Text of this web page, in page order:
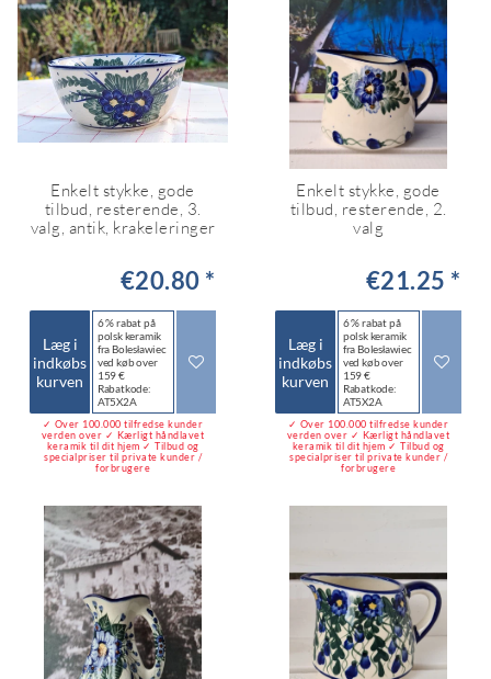
Enkelt stykke, gode
tilbud, resterende, 3.
valg, antik, krakeleringer
€20.80 *
Læg i
indkøbs
kurven
6 % rabat på
polsk keramik
fra Bolesławiec
ved køb over
159 €
Rabatkode:
AT5X2A
✓ Over 100.000 tilfredse kunder
verden over ✓ Kærligt håndlavet
keramik til dit hjem ✓ Tilbud og
specialpriser til private kunder /
forbrugere
Enkelt stykke, gode
tilbud, resterende, 2.
valg
€21.25 *
Læg i
indkøbs
kurven
6 % rabat på
polsk keramik
fra Bolesławiec
ved køb over
159 €
Rabatkode:
AT5X2A
✓ Over 100.000 tilfredse kunder
verden over ✓ Kærligt håndlavet
keramik til dit hjem ✓ Tilbud og
specialpriser til private kunder /
forbrugere